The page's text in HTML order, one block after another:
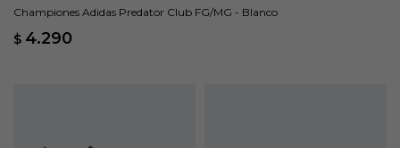
Championes Adidas Predator Club FG/MG - Blanco
$ 4.290